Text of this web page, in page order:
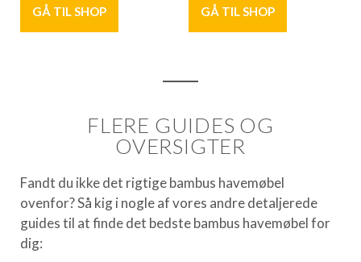
GÅ TIL SHOP GÅ TIL SHOP
FLERE GUIDES OG
OVERSIGTER
Fandt du ikke det rigtige bambus havemøbel
ovenfor? Så kig i nogle af vores andre detaljerede
guides til at finde det bedste bambus havemøbel for
dig: